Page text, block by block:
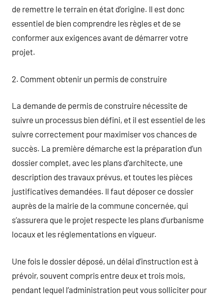
de remettre le terrain en état d’origine. Il est donc
essentiel de bien comprendre les règles et de se
conformer aux exigences avant de démarrer votre
projet.
2. Comment obtenir un permis de construire
La demande de permis de construire nécessite de
suivre un processus bien défini, et il est essentiel de les
suivre correctement pour maximiser vos chances de
succès. La première démarche est la préparation d’un
dossier complet, avec les plans d’architecte, une
description des travaux prévus, et toutes les pièces
justificatives demandées. Il faut déposer ce dossier
auprès de la mairie de la commune concernée, qui
s’assurera que le projet respecte les plans d’urbanisme
locaux et les réglementations en vigueur.
Une fois le dossier déposé, un délai d’instruction est à
prévoir, souvent compris entre deux et trois mois,
pendant lequel l’administration peut vous solliciter pour